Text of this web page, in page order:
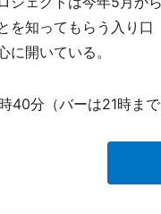
を知ってもらう入り口
に開いている。
40分（バーは21時まで